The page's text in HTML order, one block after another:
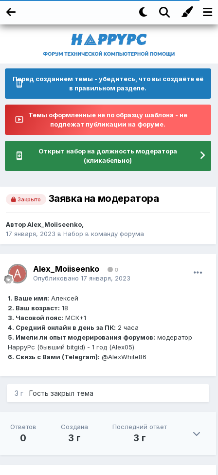
Перед созданием темы - убедитесь, что вы создаёте её
в правильном разделе.
Темы оформленные не по образцу шаблона - не
подлежат публикации на форуме.
Открыт набор на должность модератора
(кликабельно)
Закрыто Заявка на модератора
АвторAlex_Moiiseenko
17 января, 2023 в Набор в команду форума
Alex_Moiiseenko 0
Опубликовано 17 января, 2023
1. Ваше имя: Алексей
2. Ваш возраст: 18
3. Часовой пояс: МСК+1
4. Средний онлайн в день за ПК: 2 часа
5. Имели ли опыт модерирования форумов: модератор
HappyPc (бывший bitgid) - 1 год (Alex05)
6. Связь с Вами (Telegram): @AlexWhite86
3 г Гость закрыл тема
Ответов
0
Создана
3 г
Последний ответ
3 г